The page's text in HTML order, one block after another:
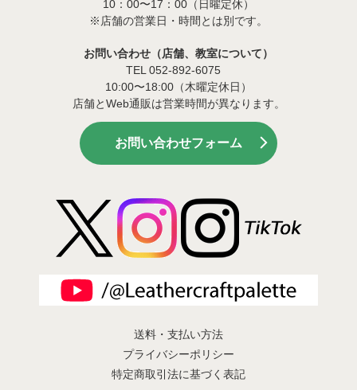
10：00〜17：00（日曜定休）
※店舗の営業日・時間とは別です。
お問い合わせ（店舗、教室について）
TEL 052-892-6075
10:00〜18:00（木曜定休日）
店舗とWeb通販は営業時間が異なります。
お問い合わせフォーム
送料・支払い方法
プライバシーポリシー
特定商取引法に基づく表記